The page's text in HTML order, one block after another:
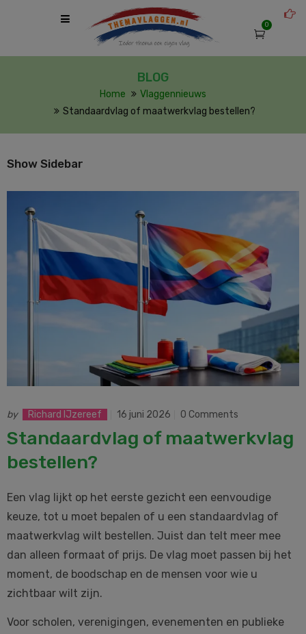
0
BLOG
Home
Vlaggennieuws
Standaardvlag of maatwerkvlag bestellen?
Show Sidebar
by Richard IJzereef 16 juni 2026 0 Comments
Standaardvlag of maatwerkvlag
bestellen?
Een vlag lijkt op het eerste gezicht een eenvoudige
keuze, tot u moet bepalen of u een standaardvlag of
maatwerkvlag wilt bestellen. Juist dan telt meer mee
dan alleen formaat of prijs. De vlag moet passen bij het
moment, de boodschap en de mensen voor wie u
zichtbaar wilt zijn.
Voor scholen, verenigingen, evenementen en publieke